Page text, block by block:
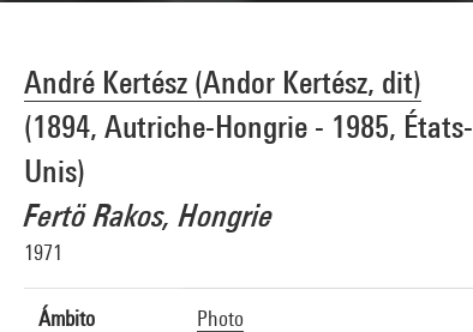
André Kertész (Andor Kertész, dit)
(1894, Autriche-Hongrie - 1985, États-
Unis)
Fertö Rakos, Hongrie
1971
Ámbito Photo